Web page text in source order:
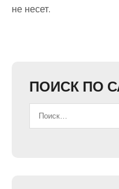
не несет.
ПОИСК ПО